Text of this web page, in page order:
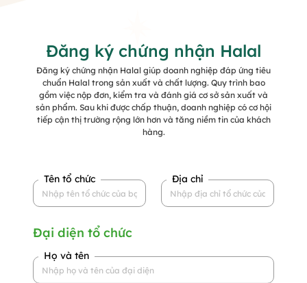
Đăng ký chứng nhận Halal
Đăng ký chứng nhận Halal giúp doanh nghiệp đáp ứng tiêu
chuẩn Halal trong sản xuất và chất lượng. Quy trình bao
gồm việc nộp đơn, kiểm tra và đánh giá cơ sở sản xuất và
sản phẩm. Sau khi được chấp thuận, doanh nghiệp có cơ hội
tiếp cận thị trường rộng lớn hơn và tăng niềm tin của khách
hàng.
Tên tổ chức Địa chỉ
Đại diện tổ chức
Họ và tên